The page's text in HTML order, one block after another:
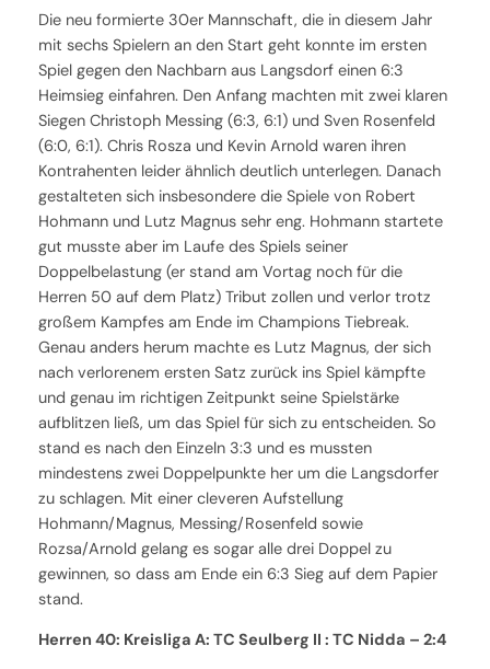
Die neu formierte 30er Mannschaft, die in diesem Jahr
mit sechs Spielern an den Start geht konnte im ersten
Spiel gegen den Nachbarn aus Langsdorf einen 6:3
Heimsieg einfahren. Den Anfang machten mit zwei klaren
Siegen Christoph Messing (6:3, 6:1) und Sven Rosenfeld
(6:0, 6:1). Chris Rosza und Kevin Arnold waren ihren
Kontrahenten leider ähnlich deutlich unterlegen. Danach
gestalteten sich insbesondere die Spiele von Robert
Hohmann und Lutz Magnus sehr eng. Hohmann startete
gut musste aber im Laufe des Spiels seiner
Doppelbelastung (er stand am Vortag noch für die
Herren 50 auf dem Platz) Tribut zollen und verlor trotz
großem Kampfes am Ende im Champions Tiebreak.
Genau anders herum machte es Lutz Magnus, der sich
nach verlorenem ersten Satz zurück ins Spiel kämpfte
und genau im richtigen Zeitpunkt seine Spielstärke
aufblitzen ließ, um das Spiel für sich zu entscheiden. So
stand es nach den Einzeln 3:3 und es mussten
mindestens zwei Doppelpunkte her um die Langsdorfer
zu schlagen. Mit einer cleveren Aufstellung
Hohmann/Magnus, Messing/Rosenfeld sowie
Rozsa/Arnold gelang es sogar alle drei Doppel zu
gewinnen, so dass am Ende ein 6:3 Sieg auf dem Papier
stand.
Herren 40: Kreisliga A: TC Seulberg II : TC Nidda – 2:4